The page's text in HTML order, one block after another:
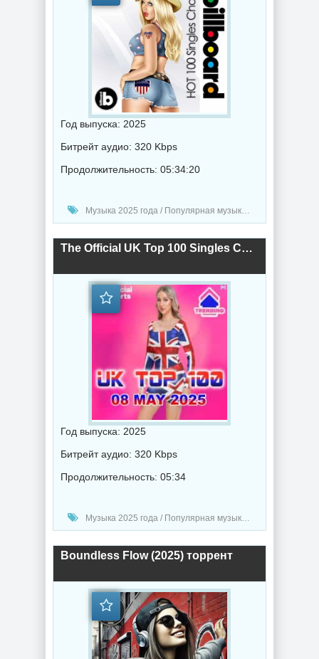
Год выпуска: 2025
Битрейт аудио: 320 Kbps
Продолжительность: 05:34:20
Музыка 2025 года / Популярная музыка / Фолк музыка / Рэп - хип хоп музыка / Поп музыка / Танцевальная музыка / Сборник музыка / RnB music / Hip-Hop music
The Official UK Top 100 Singles Chart (08.05) 2025 (2025) торрент
Год выпуска: 2025
Битрейт аудио: 320 Kbps
Продолжительность: 05:34
Музыка 2025 года / Популярная музыка / Рэп - хип хоп музыка / Поп музыка / Танцевальная музыка / Сборник музыка / RnB music / Hip-Hop music
Boundless Flow (2025) торрент